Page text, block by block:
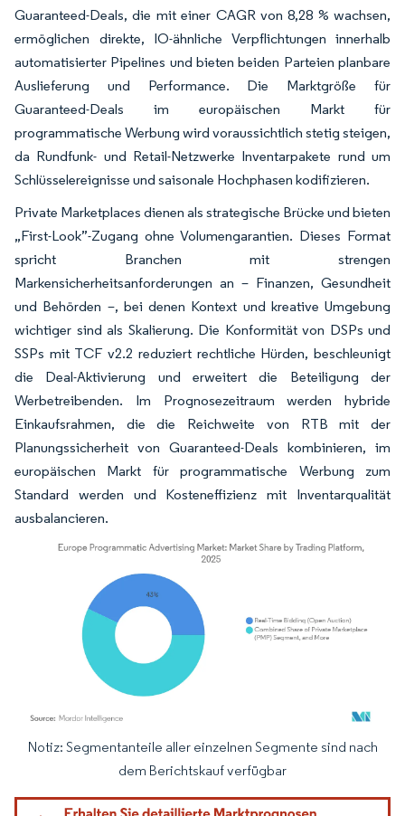
Guaranteed-Deals, die mit einer CAGR von 8,28 % wachsen,
ermöglichen direkte, IO-ähnliche Verpflichtungen innerhalb
automatisierter Pipelines und bieten beiden Parteien planbare
Auslieferung und Performance. Die Marktgröße für
Guaranteed-Deals im europäischen Markt für
programmatische Werbung wird voraussichtlich stetig steigen,
da Rundfunk- und Retail-Netzwerke Inventarpakete rund um
Schlüsselereignisse und saisonale Hochphasen kodifizieren.
Private Marketplaces dienen als strategische Brücke und bieten
„First-Look”-Zugang ohne Volumengarantien. Dieses Format
spricht Branchen mit strengen
Markensicherheitsanforderungen an – Finanzen, Gesundheit
und Behörden –, bei denen Kontext und kreative Umgebung
wichtiger sind als Skalierung. Die Konformität von DSPs und
SSPs mit TCF v2.2 reduziert rechtliche Hürden, beschleunigt
die Deal-Aktivierung und erweitert die Beteiligung der
Werbetreibenden. Im Prognosezeitraum werden hybride
Einkaufsrahmen, die die Reichweite von RTB mit der
Planungssicherheit von Guaranteed-Deals kombinieren, im
europäischen Markt für programmatische Werbung zum
Standard werden und Kosteneffizienz mit Inventarqualität
ausbalancieren.
Bild © Mordor Intelligence. Wiederverwendung erfordert Namensnennung
Notiz: Segmentanteile aller einzelnen Segmente sind nach
dem Berichtskauf verfügbar